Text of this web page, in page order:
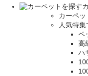
カーペッ
人気特
ペ
高
ハ